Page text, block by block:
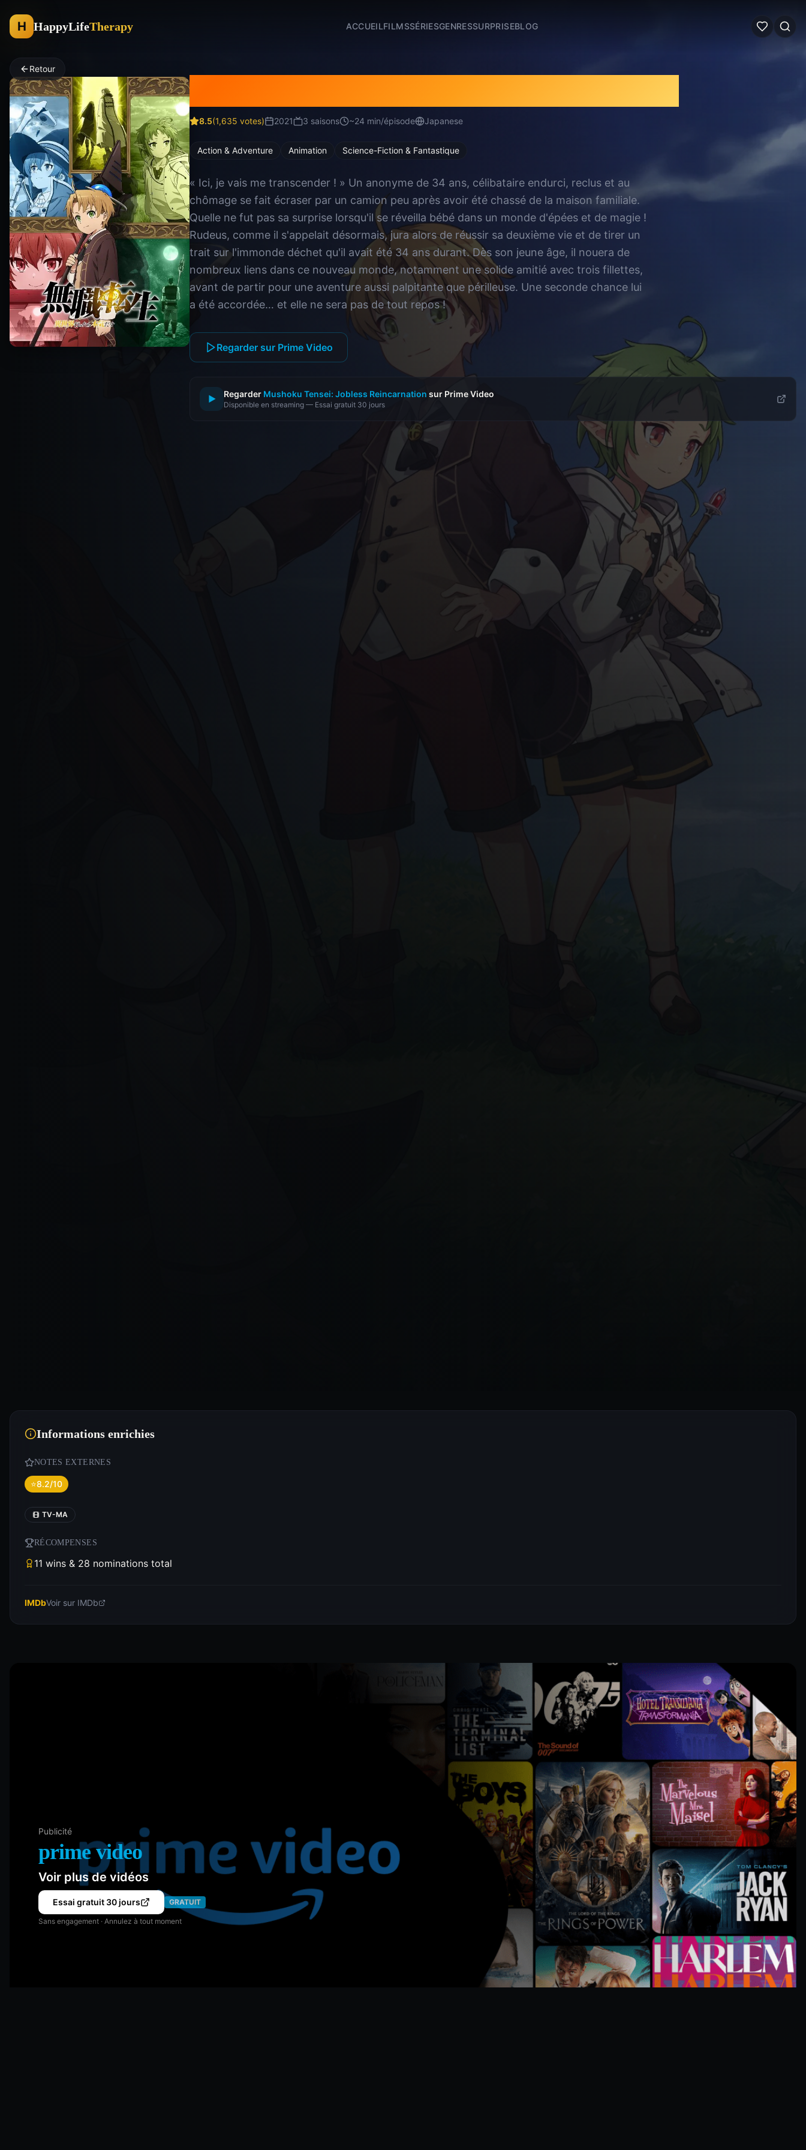
H HappyLifeTherapy ACCUEILFILMSSÉRIESGENRESSURPRISEBLOG
Retour
8.5(1,635 votes) 2021 3 saisons ~24 min/épisode Japanese
Action & Adventure Animation Science-Fiction & Fantastique
« Ici, je vais me transcender ! » Un anonyme de 34 ans, célibataire endurci, reclus et au
chômage se fait écraser par un camion peu après avoir été chassé de la maison familiale.
Quelle ne fut pas sa surprise lorsqu'il se réveilla bébé dans un monde d'épées et de magie !
Rudeus, comme il s'appelait désormais, jura alors de réussir sa deuxième vie et de tirer un
trait sur l'immonde déchet qu'il avait été 34 ans durant. Dès son jeune âge, il nouera de
nombreux liens dans ce nouveau monde, notamment une solide amitié avec trois fillettes,
avant de partir pour une aventure aussi palpitante que périlleuse. Une seconde chance lui
a été accordée… et elle ne sera pas de tout repos !
Regarder sur Prime Video
▶ Regarder Mushoku Tensei: Jobless Reincarnation sur Prime Video
Disponible en streaming — Essai gratuit 30 jours
Informations enrichies
NOTES EXTERNES
⭐8.2/10
TV-MA
RÉCOMPENSES
11 wins & 28 nominations total
IMDbVoir sur IMDb
Publicité
prime video
Voir plus de vidéos
Essai gratuit 30 jours GRATUIT
Sans engagement · Annulez à tout moment